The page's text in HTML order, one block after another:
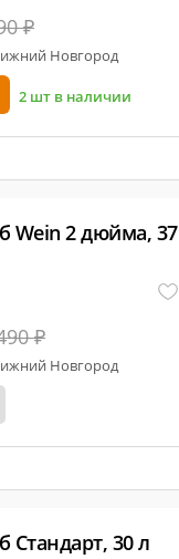
₽
Новгород
2 шт в наличии
Wein 2 дюйма, 37
₽
Новгород
Стандарт, 30 л